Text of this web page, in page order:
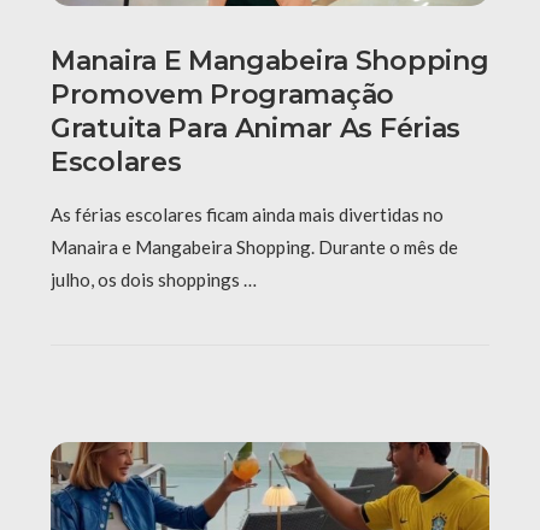
Manaira E Mangabeira Shopping
Promovem Programação
Gratuita Para Animar As Férias
Escolares
As férias escolares ficam ainda mais divertidas no
Manaira e Mangabeira Shopping. Durante o mês de
julho, os dois shoppings …